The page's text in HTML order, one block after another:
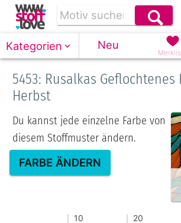
Kategorien Neu
5453: Rusalkas Geflochtenes
Herbst
Du kannst jede einzelne Farbe von
diesem Stoffmuster ändern.
FARBE ÄNDERN